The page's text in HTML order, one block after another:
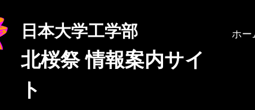
ホー
日本大学工学部
北桜祭情報案内サイ
ト